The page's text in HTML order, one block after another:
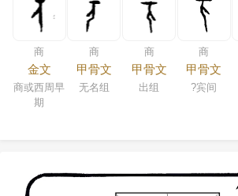
商
金文
商或西周早
期
商
甲骨文
无名组
商
甲骨文
出组
商
甲骨文
?宾间